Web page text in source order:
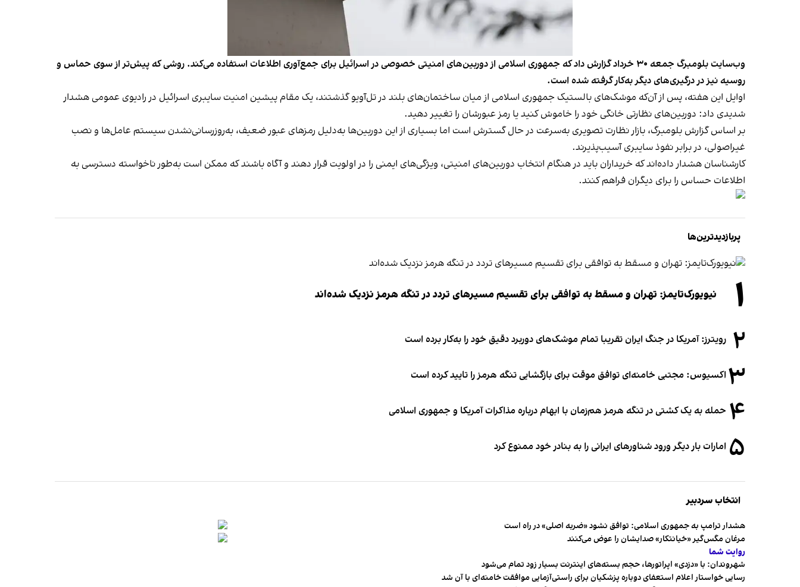
وب‌سایت بلومبرگ جمعه ۳۰ خرداد گزارش داد که جمهوری اسلامی از دوربین‌های امنیتی خصوصی در اسرائیل برای جمع‌آوری اطلاعات استفاده می‌کند. روشی که پیش‌تر از سوی حماس و
روسیه نیز در درگیری‌های دیگر به‌کار گرفته شده است.
اوایل این هفته، پس از آن‌که موشک‌های بالستیک جمهوری اسلامی از میان ساختمان‌های بلند در تل‌آویو گذشتند، یک مقام پیشین امنیت سایبری اسرائیل در رادیوی عمومی هشدار
شدیدی داد: دوربین‌های نظارتی خانگی خود را خاموش کنید یا رمز عبورشان را تغییر دهید.
بر اساس گزارش بلومبرگ، بازار نظارت تصویری به‌سرعت در حال گسترش است اما بسیاری از این دوربین‌ها به‌دلیل رمزهای عبور ضعیف، به‌روزرسانی‌نشدن سیستم عامل‌ها و نصب
غیراصولی، در برابر نفوذ سایبری آسیب‌پذیرند.
کارشناسان هشدار داده‌اند که خریداران باید در هنگام انتخاب دوربین‌های امنیتی، ویژگی‌های ایمنی را در اولویت قرار دهند و آگاه باشند که ممکن است به‌طور ناخواسته دسترسی به
اطلاعات حساس را برای دیگران فراهم کنند.
پربازدیدترین‌ها
۱ نیویورک‌تایمز: تهران و مسقط به توافقی برای تقسیم مسیرهای تردد در تنگه هرمز نزدیک شده‌اند
۲ رویترز: آمریکا در جنگ ایران تقریبا تمام موشک‌های دوربرد دقیق خود را به‌کار برده است
۳ اکسیوس: مجتبی خامنه‌ای توافق موقت برای بازگشایی تنگه هرمز را تایید کرده است
۴ حمله به یک کشتی در تنگه هرمز هم‌زمان با ابهام درباره مذاکرات آمریکا و جمهوری اسلامی
۵ امارات بار دیگر ورود شناورهای ایرانی را به بنادر خود ممنوع کرد
انتخاب سردبیر
هشدار ترامپ به جمهوری اسلامی: توافق نشود «ضربه اصلی» در راه است
مرغان مگس‌گیر «خیانتکار» صدایشان را عوض می‌کنند
روایت شما
شهروندان:‌ با «دزدی» اپراتورها، حجم بسته‌های اینترنت بسیار زود تمام می‌شود
رسایی خواستار اعلام استعفای دوباره پزشکیان برای راستی‌آزمایی موافقت خامنه‌ای با آن شد